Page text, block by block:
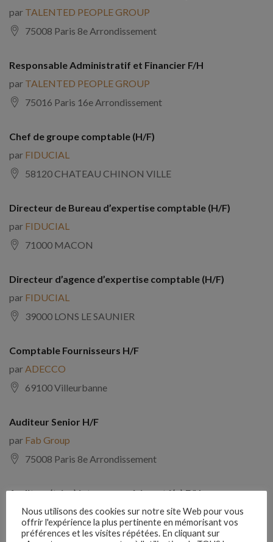
par TALENTED PEOPLE GROUP
75008 Paris 8e Arrondissement
Responsable Administratif et Financier F/H
par TALENTED PEOPLE GROUP
75016 Paris 16e Arrondissement
Chef de groupe comptable (H/F)
par FIDUCIAL
58120 CHATEAU CHINON VILLE
Directeur de Bureau d’expertise comptable (H/F)
par FIDUCIAL
71000 MACON
Directeur d’agence d’expertise comptable (H/F)
par FIDUCIAL
39000 LONS LE SAUNIER
Comptable Fournisseurs H/F
par ADECCO
69100 Villeurbanne
Auditeur Senior H/F
par Fab Group
75008 Paris 8e Arrondissement
Auditeur(trice) interne expérimenté(e) F/H
parComptabilite Emploi
39130 Châtillon
Nous utilisons des cookies sur notre site Web pour vous
offrir l'expérience la plus pertinente en mémorisant vos
préférences et les visites répétées. En cliquant sur